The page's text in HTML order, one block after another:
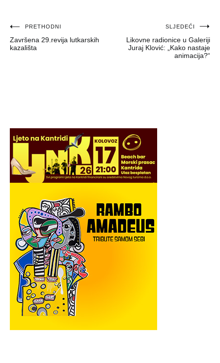
Navigacija
objava
PRETHODNI
Završena 29.revija lutkarskih
kazališta
SLJEDEĆI
Likovne radionice u Galeriji
Juraj Klović: „Kako nastaje
animacija?“